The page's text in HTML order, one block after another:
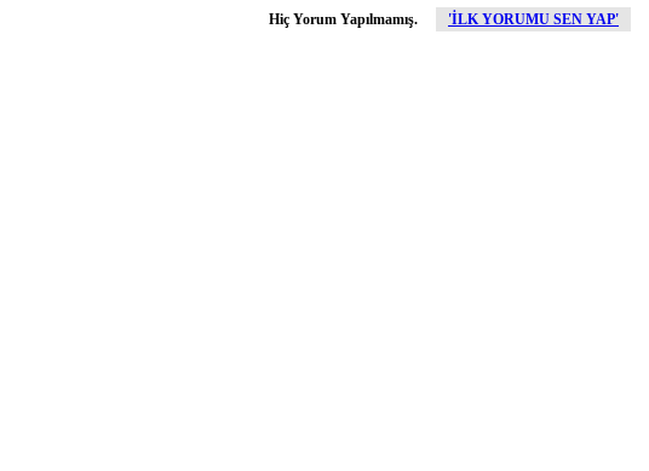
Hiç Yorum Yapılmamış. 'İLK YORUMU SEN YAP'